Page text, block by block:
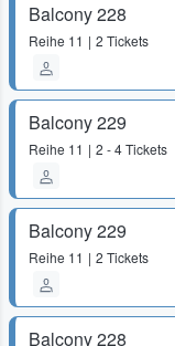
Balcony 228
Reihe 11 2 Tickets
Balcony 229
Reihe 11 2 - 4 Tickets
Balcony 229
Reihe 11 2 Tickets
Balcony 228